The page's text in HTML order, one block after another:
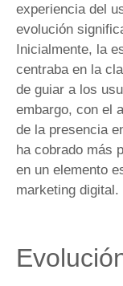
experiencia del
evolución
Inicialmente, la
centraba en la
de guiar a los
embargo, con el
de la presencia
ha cobrado más
en un elemento
marketing digital.